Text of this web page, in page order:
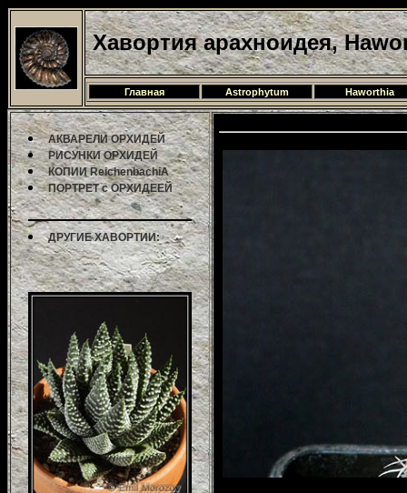
Хавортия арахноидея,
Главная Astrophytum Haworthia
АКВАРЕЛИ ОРХИДЕЙ
РИСУНКИ ОРХИДЕЙ
КОПИИ ReichenbachiA
ПОРТРЕТ с ОРХИДЕЕЙ
ДРУГИЕ ХАВОРТИИ: